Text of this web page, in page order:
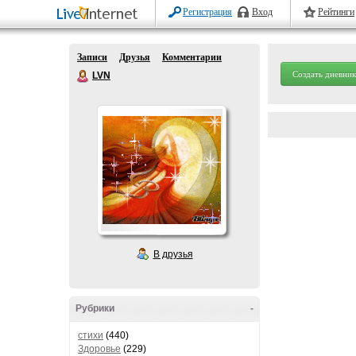
Регистрация Вход Рейтинги
Записи Друзья
Комментарии
LVN
В друзья
-
Рубрики
стихи (440)
Здоровье (229)
Создать дневник